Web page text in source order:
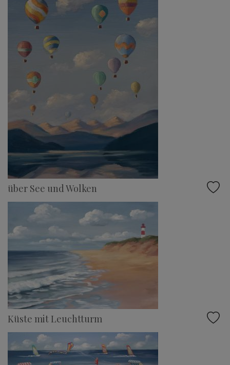
über See und Wolken
Küste mit Leuchtturm